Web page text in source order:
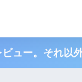
ュー。それ以